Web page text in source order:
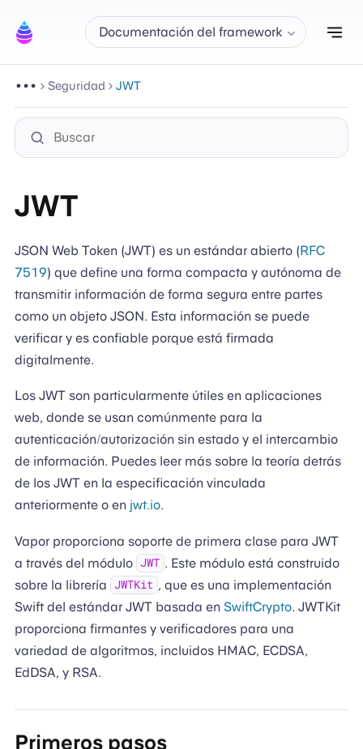
Documentación del framework
Seguridad JWT
JWT
JSON Web Token (JWT) es un estándar abierto (RFC
7519) que define una forma compacta y autónoma de
transmitir información de forma segura entre partes
como un objeto JSON. Esta información se puede
verificar y es confiable porque está firmada
digitalmente.
Los JWT son particularmente útiles en aplicaciones
web, donde se usan comúnmente para la
autenticación/autorización sin estado y el intercambio
de información. Puedes leer más sobre la teoría detrás
de los JWT en la especificación vinculada
anteriormente o en jwt.io.
Vapor proporciona soporte de primera clase para JWT
a través del módulo JWT . Este módulo está construido
sobre la librería JWTKit , que es una implementación
Swift del estándar JWT basada en SwiftCrypto. JWTKit
proporciona firmantes y verificadores para una
variedad de algoritmos, incluidos HMAC, ECDSA,
EdDSA, y RSA.
Primeros pasos